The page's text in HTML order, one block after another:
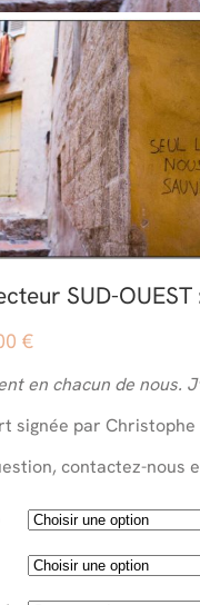
SUD-OUEST
€Plage
prix :
43.00 €
à
698.00 €
en chacun de nous.
signée par Christophe
contactez-nous